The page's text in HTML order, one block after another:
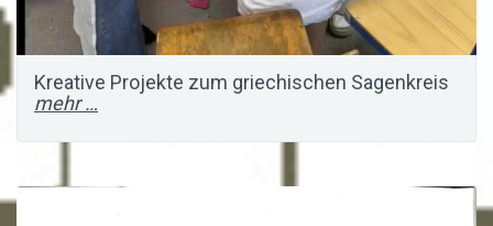
Kreative Projekte zum griechischen Sagenkreis
mehr …